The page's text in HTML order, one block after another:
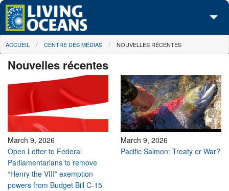
Skip to main content
À propos de nous
Nos campagnes
Centre des Médias
Les Cartes
Passez à l'action
You are here
ACCUEIL CENTRE DES MÉDIAS NOUVELLES RÉCENTES
Nouvelles récentes
March 9, 2026
Open Letter to Federal
Parliamentarians to remove
“Henry the VIII” exemption
powers from Budget Bill C-15
March 9, 2026
Pacific Salmon: Treaty or War?